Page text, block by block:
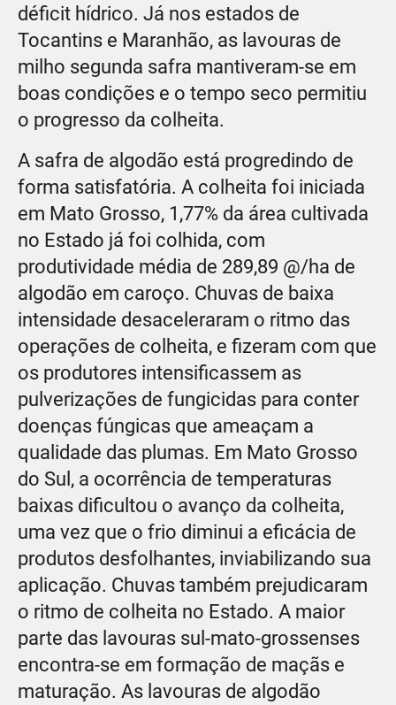
déficit hídrico. Já nos estados de
Tocantins e Maranhão, as lavouras de
milho segunda safra mantiveram-se em
boas condições e o tempo seco permitiu
o progresso da colheita.
A safra de algodão está progredindo de
forma satisfatória. A colheita foi iniciada
em Mato Grosso, 1,77% da área cultivada
no Estado já foi colhida, com
produtividade média de 289,89 @/ha de
algodão em caroço. Chuvas de baixa
intensidade desaceleraram o ritmo das
operações de colheita, e fizeram com que
os produtores intensificassem as
pulverizações de fungicidas para conter
doenças fúngicas que ameaçam a
qualidade das plumas. Em Mato Grosso
do Sul, a ocorrência de temperaturas
baixas dificultou o avanço da colheita,
uma vez que o frio diminui a eficácia de
produtos desfolhantes, inviabilizando sua
aplicação. Chuvas também prejudicaram
o ritmo de colheita no Estado. A maior
parte das lavouras sul-mato-grossenses
encontra-se em formação de maçãs e
maturação. As lavouras de algodão